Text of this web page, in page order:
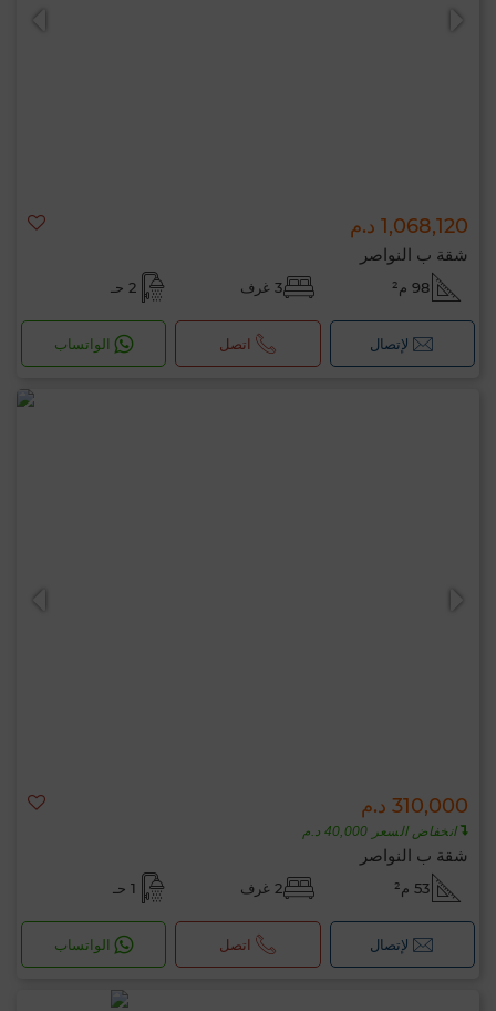
1,068,120 د.م
شقة ب النواصر
98 م² 3 غرف 2 حـ
لإتصال اتصل الواتساب
310,000 د.م
انخفاض السعر 40,000 د.م
شقة ب النواصر
53 م² 2 غرف 1 حـ
لإتصال اتصل الواتساب